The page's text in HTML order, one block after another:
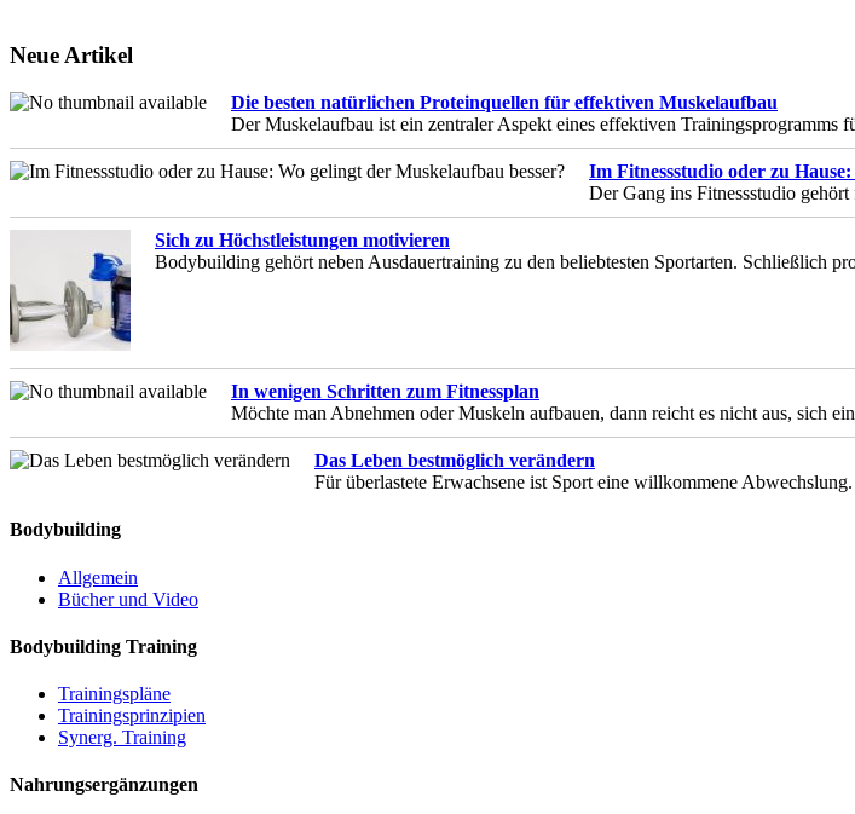
Neue Artikel
Die besten natürlichen Proteinquellen für effektiven Muskelaufbau
Der Muskelaufbau ist ein zentraler Aspekt eines effektiven Trainingsprogramms
Im Fitnessstudio oder zu
Der Gang ins Fitnessstudio
Sich zu Höchstleistungen motivieren
Bodybuilding gehört neben Ausdauertraining zu den beliebtesten Sportarten. Schließlich
In wenigen Schritten zum Fitnessplan
Möchte man Abnehmen oder Muskeln aufbauen, dann reicht es nicht aus, sich
Das Leben bestmöglich verändern
Für überlastete Erwachsene ist Sport eine willkommene
Bodybuilding
Allgemein
Bücher und Video
Bodybuilding Training
Trainingspläne
Trainingsprinzipien
Synerg. Training
Nahrungsergänzungen